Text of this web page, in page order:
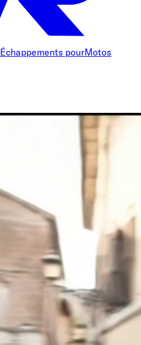
Échappements pourMotos